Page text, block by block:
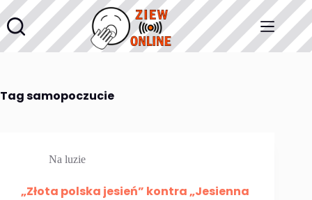
Przejdź
do
treści
Tagsamopoczucie
Na luzie
„Złota polska jesień” kontra „Jesienna